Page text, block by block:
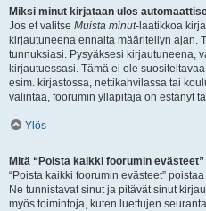
Miksi minut kirjataan ulos
Jos et valitse Muista minut-laatikkoa
kirjautuneena ennalta määritellyn ajan.
tunnuksiasi. Pysyäksesi kirjautuneena,
kirjautuessasi. Tämä ei ole
esim. kirjastossa, nettikahvilassa tai
valintaa, foorumin ylläpitäjä on estänyt
Ylös
Mitä “Poista kaikki foorumin
“Poista kaikki foorumin evästeet”
Ne tunnistavat sinut ja pitävät sinut
myös toimintoja, kuten luettujen